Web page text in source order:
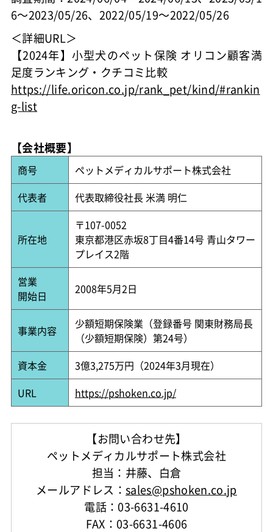
6～2023/05/26、2022/05/19～2022/05/26
＜詳細URL＞
【2024年】小型犬のペット保険 オリコン顧客満
足度ランキング・クチコミ比較
https://life.oricon.co.jp/rank_pet/kind/#rankin
g-list
【会社概要】
商号
ペットメディカルサポート株式会社
代表者
代表取締役社長 米満 明仁
所在地
〒107-0052
東京都港区赤坂8丁目4番14号 青山タワー
プレイス2階
営業
開始日
2008年5月2日
事業内容
少額短期保険業（登録番号 関東財務局長
（少額短期保険）第24号）
資本金
3億3,275万円（2024年3月現在）
URL
https://pshoken.co.jp/
【お問い合わせ先】
ペットメディカルサポート株式会社
担当：井藤、白倉
メールアドレス：sales@pshoken.co.jp
電話：03-6631-4610
FAX：03-6631-4606